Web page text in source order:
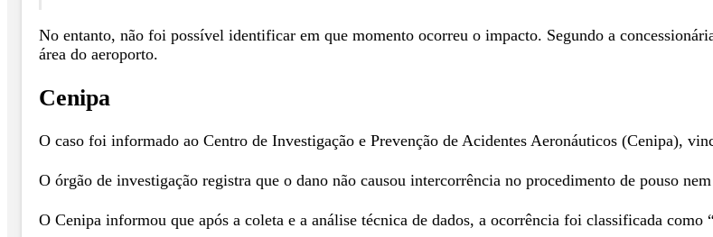
No entanto, não foi possível identificar em que momento ocorreu o impacto. Segundo a
área do aeroporto.
Cenipa
O caso foi informado ao Centro de Investigação e Prevenção de Acidentes Aeronáuticos (Cenipa),
O órgão de investigação registra que o dano não causou intercorrência no procedimento de pouso
O Cenipa informou que após a coleta e a análise técnica de dados, a ocorrência foi classificada como